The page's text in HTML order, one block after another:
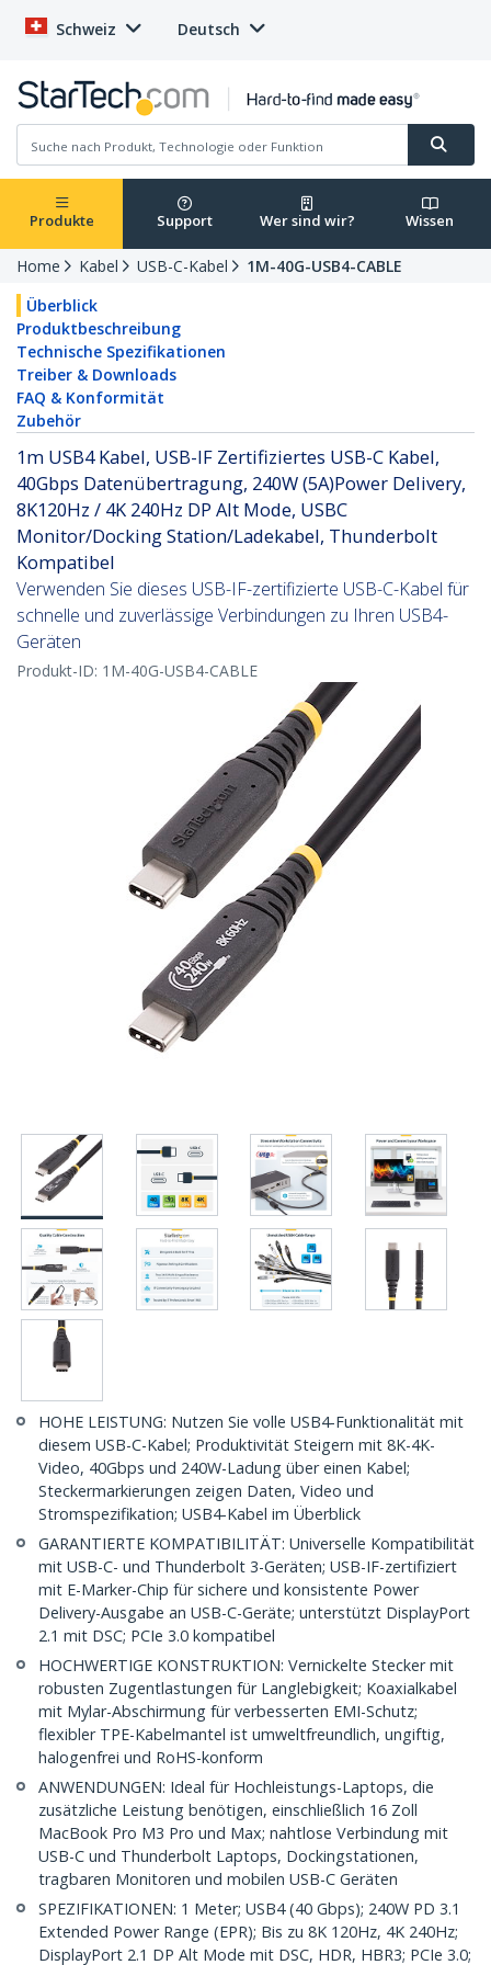
Schweiz Deutsch
Produkte Support Wer sind wir? Wissen
Home Kabel USB-C-Kabel
1M-40G-USB4-CABLE
Überblick
Produktbeschreibung
Technische Spezifikationen
Treiber & Downloads
FAQ & Konformität
Zubehör
1m USB4 Kabel, USB-IF Zertifiziertes USB-C Kabel,
40Gbps Datenübertragung, 240W (5A)Power Delivery,
8K120Hz / 4K 240Hz DP Alt Mode, USBC
Monitor/Docking Station/Ladekabel, Thunderbolt
Kompatibel
Verwenden Sie dieses USB-IF-zertifizierte USB-C-Kabel für
schnelle und zuverlässige Verbindungen zu Ihren USB4-
Geräten
Produkt-ID: 1M-40G-USB4-CABLE
HOHE LEISTUNG: Nutzen Sie volle USB4-Funktionalität mit
diesem USB-C-Kabel; Produktivität Steigern mit 8K-4K-
Video, 40Gbps und 240W-Ladung über einen Kabel;
Steckermarkierungen zeigen Daten, Video und
Stromspezifikation; USB4-Kabel im Überblick
GARANTIERTE KOMPATIBILITÄT: Universelle Kompatibilität
mit USB-C- und Thunderbolt 3-Geräten; USB-IF-zertifiziert
mit E-Marker-Chip für sichere und konsistente Power
Delivery-Ausgabe an USB-C-Geräte; unterstützt DisplayPort
2.1 mit DSC; PCIe 3.0 kompatibel
HOCHWERTIGE KONSTRUKTION: Vernickelte Stecker mit
robusten Zugentlastungen für Langlebigkeit; Koaxialkabel
mit Mylar-Abschirmung für verbesserten EMI-Schutz;
flexibler TPE-Kabelmantel ist umweltfreundlich, ungiftig,
halogenfrei und RoHS-konform
ANWENDUNGEN: Ideal für Hochleistungs-Laptops, die
zusätzliche Leistung benötigen, einschließlich 16 Zoll
MacBook Pro M3 Pro und Max; nahtlose Verbindung mit
USB-C und Thunderbolt Laptops, Dockingstationen,
tragbaren Monitoren und mobilen USB-C Geräten
SPEZIFIKATIONEN: 1 Meter; USB4 (40 Gbps); 240W PD 3.1
Extended Power Range (EPR); Bis zu 8K 120Hz, 4K 240Hz;
DisplayPort 2.1 DP Alt Mode mit DSC, HDR, HBR3; PCIe 3.0;